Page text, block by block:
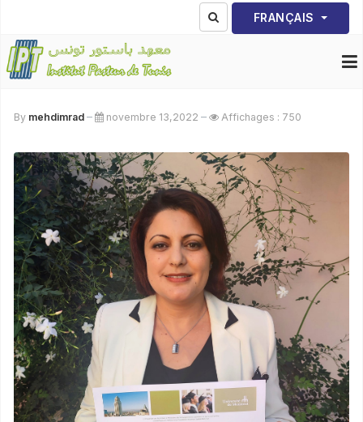
Sélectionnez votre
FRANÇAIS
By mehdimrad novembre 13,2022 Affichages : 750